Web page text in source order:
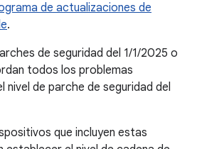
de actualizaciones de
.
de seguridad del 1/1/2025 o
todos los problemas
nivel de parche de seguridad del
que incluyen estas